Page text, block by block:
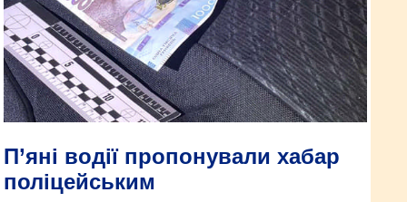
П’яні водії пропонували хабар
поліцейським